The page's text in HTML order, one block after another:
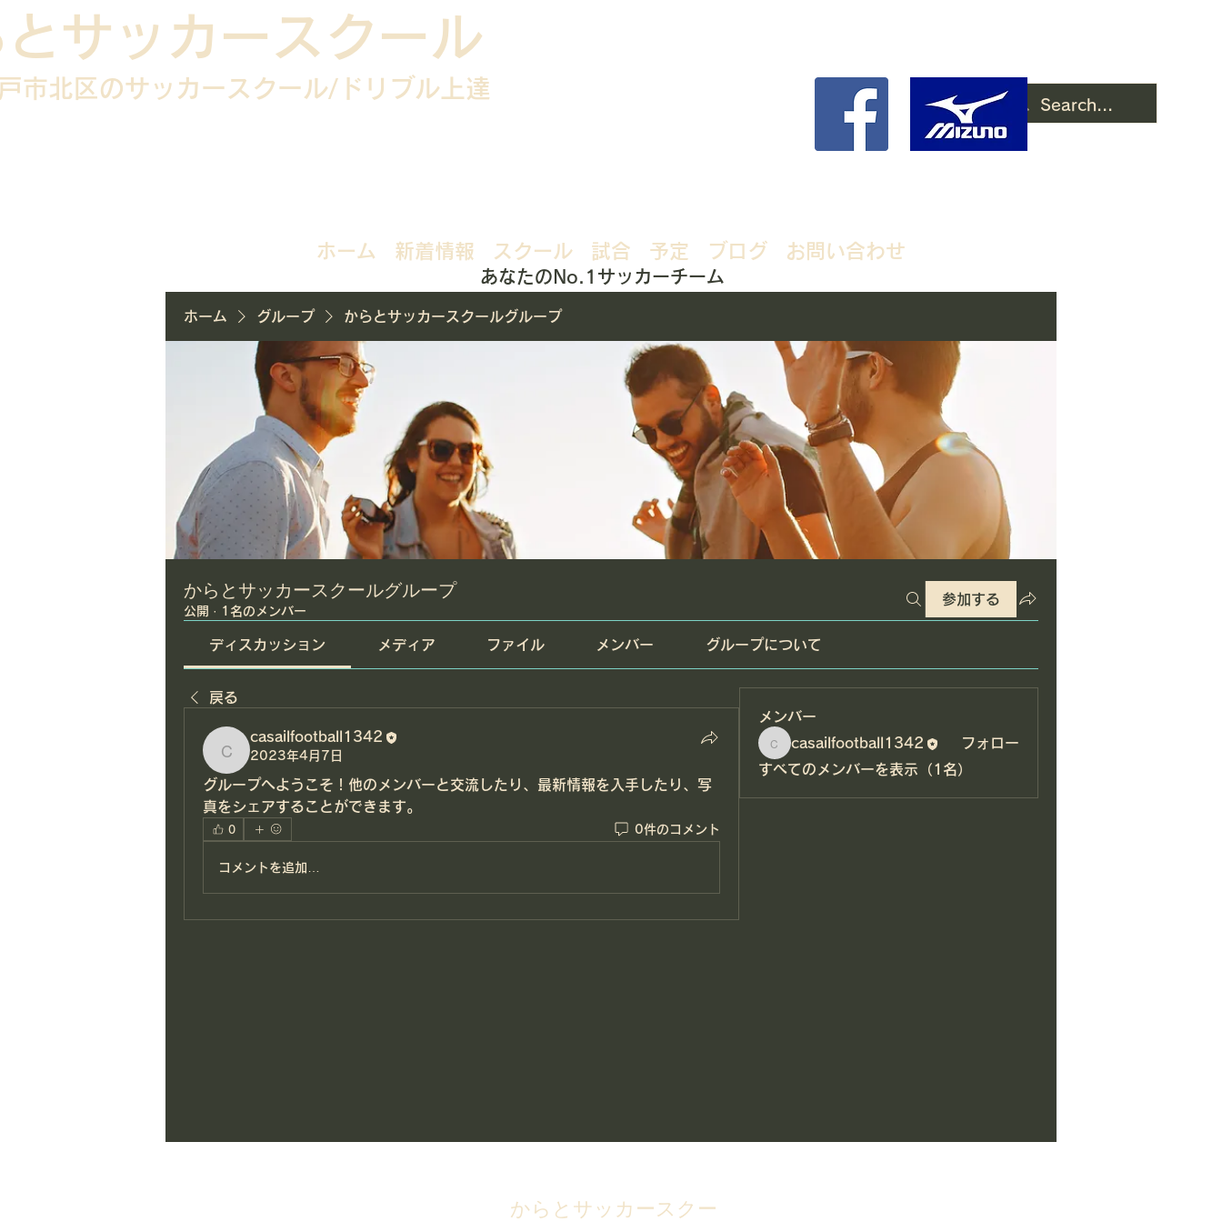
市北区のサッカースクール/ ドリブル上達
サッカースクール
ホーム 新着情報 スクール 試合 予定 ブログ お問い合わせ
あなたのNo.1サッカーチーム
ホーム グループ からとサッカースクールグループ
からとサッカースクールグループ
公開 · 1名のメンバー
参加する
ディスカッション メディア ファイル メンバー グループについて
戻る
casailfootball1342
casailfootball1342
2023年4月7日
グループへようこそ！他のメンバーと交流したり、最新情報を入手したり、写
真をシェアすることができます。
0 0件のコメント
コメントを追加…
メンバー
casailfootball1342
casailfootball1342
フォロー
すべてのメンバーを表示（1名）
からとサッカースクー